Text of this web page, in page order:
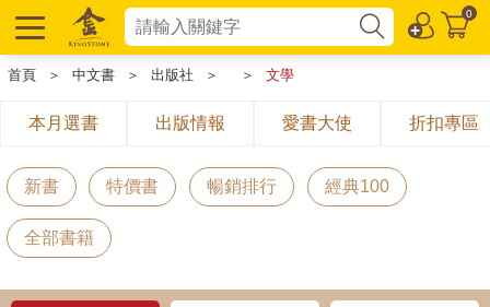
0
首頁 ＞ 中文書 ＞ 出版社 ＞ ＞ 文學
本月選書 出版情報 愛書大使 折扣專區
新書 特價書 暢銷排行 經典100
全部書籍